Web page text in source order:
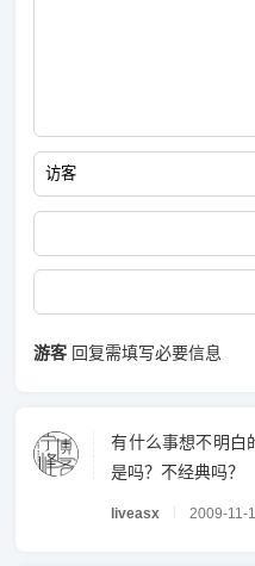
游客 回复需填写必要信息
有什么事想不明白
是吗？不经典吗？
liveasx 2009-11-